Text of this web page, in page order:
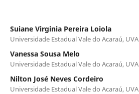
Suiane Virginia Pereira Loiola
Universidade Estadual Vale do Acaraú, UVA
Vanessa Sousa Melo
Universidade Estadual Vale do Acaraú, UVA
Nilton José Neves Cordeiro
Universidade Estadual Vale do Acaraú, UVA